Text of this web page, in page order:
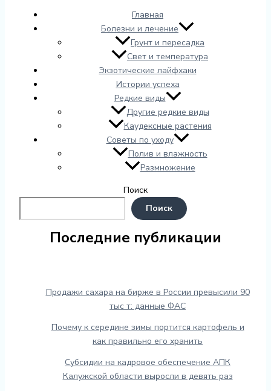
Главная
Болезни и лечение
Грунт и пересадка
Свет и температура
Экзотические лайфхаки
Истории успеха
Редкие виды
Другие редкие виды
Каудексные растения
Советы по уходу
Полив и влажность
Размножение
Поиск
Поиск
Последние публикации
Продажи сахара на бирже в России превысили 90
тыс т: данные ФАС
Почему к середине зимы портится картофель и
как правильно его хранить
Субсидии на кадровое обеспечение АПК
Калужской области выросли в девять раз